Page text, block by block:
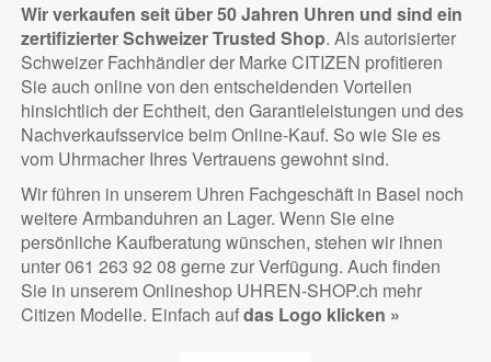
Wir verkaufen seit über 50 Jahren Uhren und sind ein
zertifizierterSchweizer Trusted Shop. Als autorisierter
Schweizer Fachhändler der Marke CITIZEN profitieren
Sie auch online von den entscheidenden Vorteilen
hinsichtlich der Echtheit, den Garantieleistungen und des
Nachverkaufsservice beim Online-Kauf. So wie Sie es
vom Uhrmacher Ihres Vertrauens gewohnt sind.
Wir führen in unserem Uhren Fachgeschäft in Basel noch
weitere Armbanduhren an Lager. Wenn Sie eine
persönliche Kaufberatung wünschen, stehen wir ihnen
unter 061 263 92 08 gerne zur Verfügung. Auch finden
Sie in unserem Onlineshop UHREN-SHOP.ch mehr
Citizen Modelle. Einfach aufdas Logo klicken »